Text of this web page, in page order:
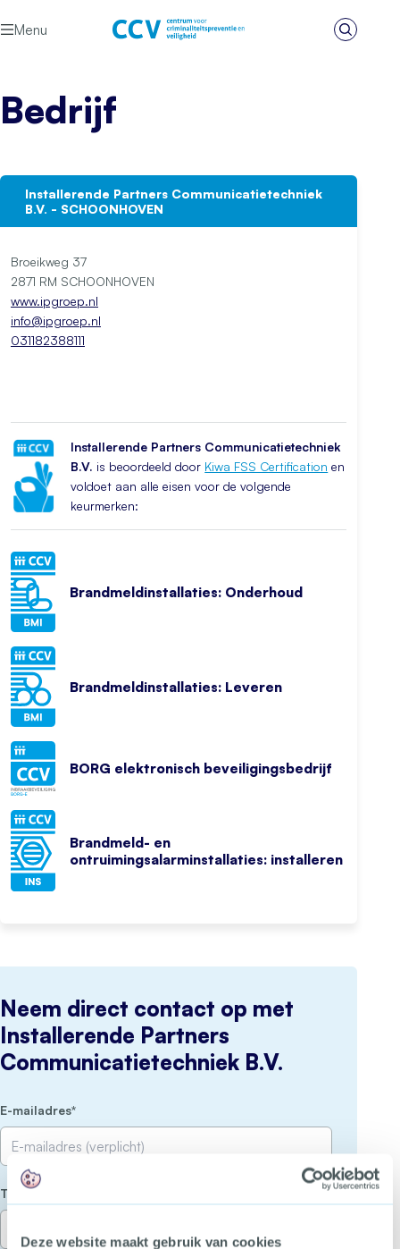
Deze website maakt gebruik van cookies
Menu
Zoeken
Bedrijf
Neem direct contact op met
Installerende Partners
Communicatietechniek B.V.
E-mailadres
Telefoon
Installerende Partners Communicatietechniek
B.V. - SCHOONHOVEN
Broeikweg 37
2871 RM SCHOONHOVEN
www.ipgroep.nl
info@ipgroep.nl
031182388111
Installerende Partners Communicatietechniek
B.V. is beoordeeld door Kiwa FSS Certification en
voldoet aan alle eisen voor de volgende
keurmerken:
Brandmeldinstallaties: Onderhoud
Brandmeldinstallaties: Leveren
BORG elektronisch beveiligingsbedrijf
Brandmeld- en
ontruimingsalarminstallaties: installeren